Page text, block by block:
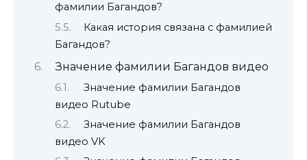
фамилии Багандов?
Какая история связана с фамилией
Багандов?
Значение фамилии Багандов видео
Значение фамилии Багандов
видео Rutube
Значение фамилии Багандов
видео VK